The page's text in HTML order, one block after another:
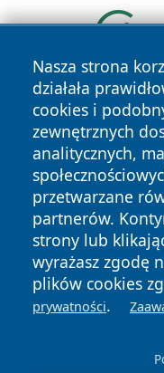
Nasza strona
działała
cookies i
zewnętrznych
analitycznych,
przetwarzane
partnerów.
strony lub
wyrażasz zgodę
plików cookies
prywatności.
Copyright © 2026
News Autorzy